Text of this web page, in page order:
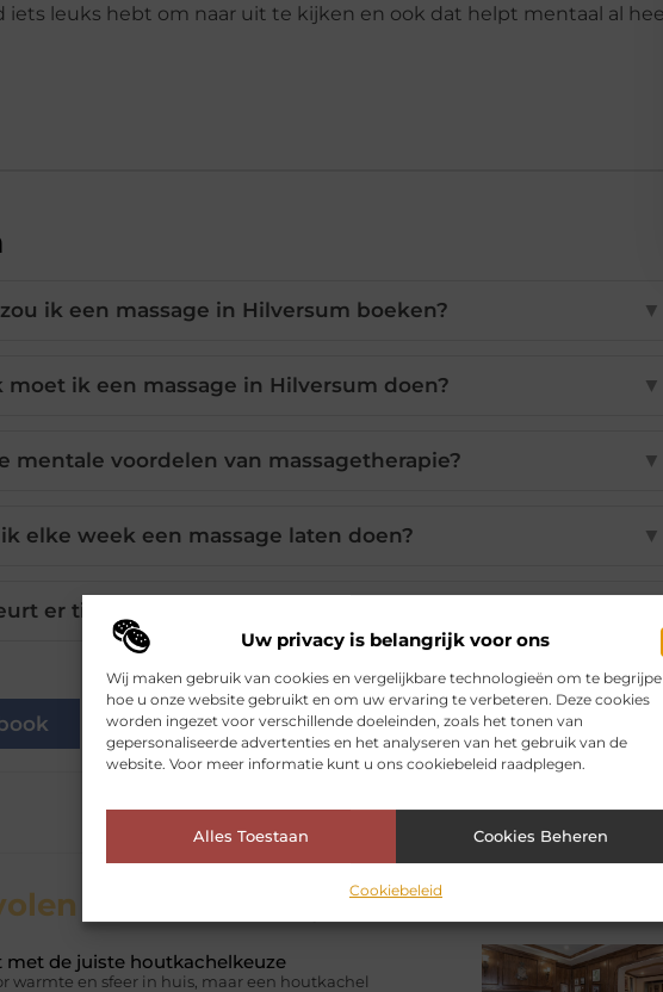
Uw privacy is belangrijk voor ons
Wij maken gebruik van cookies en vergelijkbare technologieën om te
hoe u onze website gebruikt en om uw ervaring te verbeteren. Deze cookies
worden ingezet voor verschillende doeleinden, zoals het tonen van
gepersonaliseerde advertenties en het analyseren van het gebruik van de
website. Voor meer informatie kunt u ons cookiebeleid raadplegen.
Alles Toestaan Cookies Beheren
Cookiebeleid
iets leuks hebt om naar uit te kijken en ook dat helpt mentaal al
ik een massage in Hilversum boeken? ▼
moet ik een massage in Hilversum doen? ▼
mentale voordelen van massagetherapie? ▼
elke week een massage laten doen? ▼
er tijdens een professionele massage?
Pinterest LinkedIn Email
artikelen voor jou.
met de juiste houtkachelkeuze
warmte en sfeer in huis, maar een houtkachel